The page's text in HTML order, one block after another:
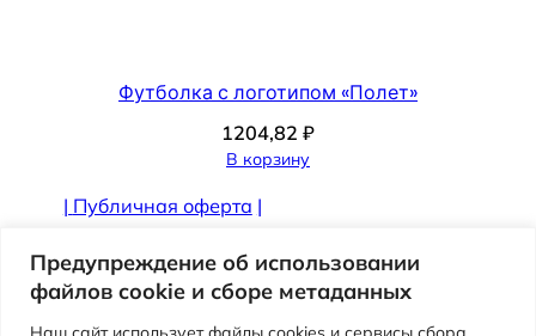
Предупреждение об использовании
файлов cookie и сборе метаданных
Футболка с логотипом «Полет»
1204,82 ₽
В корзину
| Публичная оферта |
Противодействие коррупции